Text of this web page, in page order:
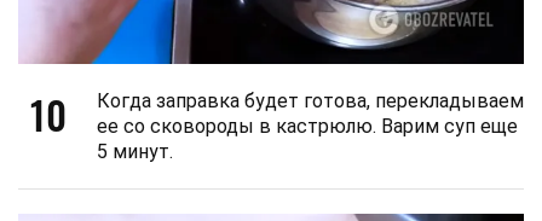
10
Когда заправка будет готова, перекладываем
ее со сковороды в кастрюлю. Варим суп еще
5 минут.